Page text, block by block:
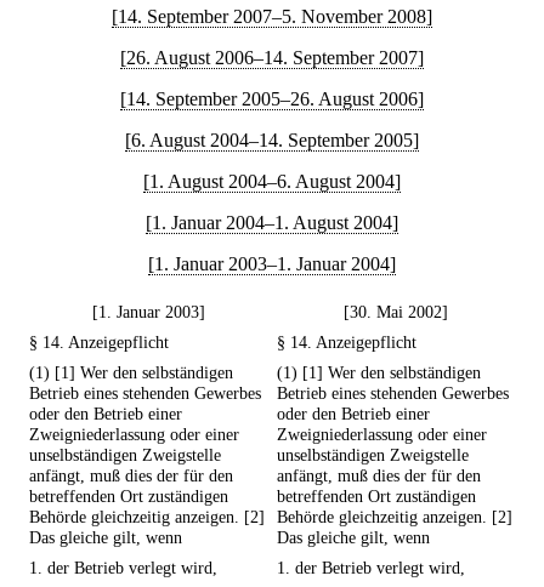
[14. September 2007–5. November 2008]
[26. August 2006–14. September 2007]
[14. September 2005–26. August 2006]
[6. August 2004–14. September 2005]
[1. August 2004–6. August 2004]
[1. Januar 2004–1. August 2004]
[1. Januar 2003–1. Januar 2004]
[1. Januar 2003]
[30. Mai 2002]
§ 14. Anzeigepflicht
§ 14. Anzeigepflicht
(1) [1] Wer den selbständigen
Betrieb eines stehenden Gewerbes
oder den Betrieb einer
Zweigniederlassung oder einer
unselbständigen Zweigstelle
anfängt, muß dies der für den
betreffenden Ort zuständigen
Behörde gleichzeitig anzeigen. [2]
Das gleiche gilt, wenn
(1) [1] Wer den selbständigen
Betrieb eines stehenden Gewerbes
oder den Betrieb einer
Zweigniederlassung oder einer
unselbständigen Zweigstelle
anfängt, muß dies der für den
betreffenden Ort zuständigen
Behörde gleichzeitig anzeigen. [2]
Das gleiche gilt, wenn
1. der Betrieb verlegt wird,
1. der Betrieb verlegt wird,